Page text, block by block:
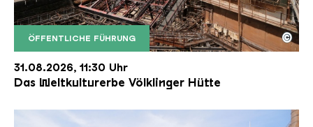
ÖFFENTLICHE FÜHRUNG
Der Erzschrägaufzug der Völklinger Hütte mit
Copyright: Weltkulturerbe Völklinger Hütte | Karl
©
31.08.2026, 11:30 Uhr
Das Weltkulturerbe Völklinger Hütte